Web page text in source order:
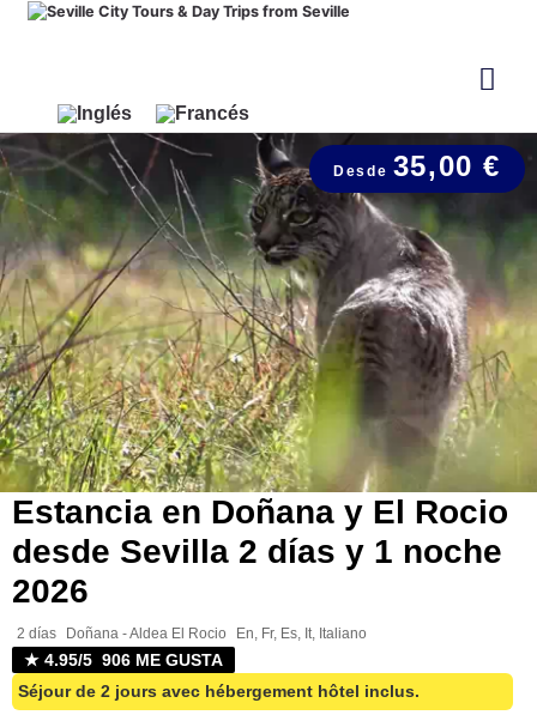
35,00 €
Estancia en Doñana y El Rocio
desde Sevilla 2 días y 1 noche
2026
2 días Doñana - Aldea El Rocio En, Fr, Es, It, Italiano
★ 4.95/5 906 ME GUSTA
Séjour de 2 jours avec hébergement hôtel inclus.